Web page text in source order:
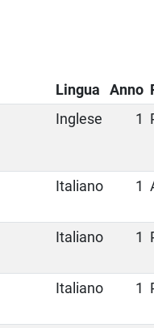
Lingua Anno
Inglese 1
Italiano 1
Italiano 1
Italiano 1